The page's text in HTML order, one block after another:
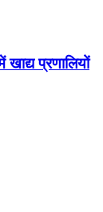
प्रणालियों